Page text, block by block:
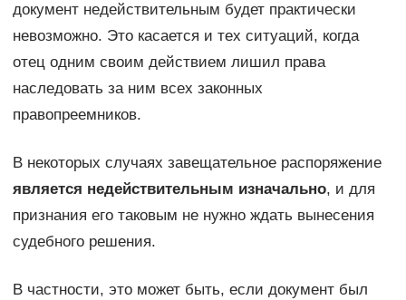
документ недействительным будет практически
невозможно. Это касается и тех ситуаций, когда
отец одним своим действием лишил права
наследовать за ним всех законных
правопреемников.
В некоторых случаях завещательное распоряжение
является недействительным изначально, и для
признания его таковым не нужно ждать вынесения
судебного решения.
В частности, это может быть, если документ был